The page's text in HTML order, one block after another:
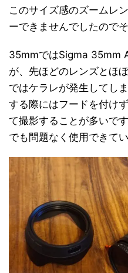
このサイズ感のズームレ
ーできませんでしたので
35mmではSigma 35mm
が、先ほどのレンズとほ
ではケラレが発生してし
する際にはフードを付け
て撮影することが多いで
でも問題なく使用できてい